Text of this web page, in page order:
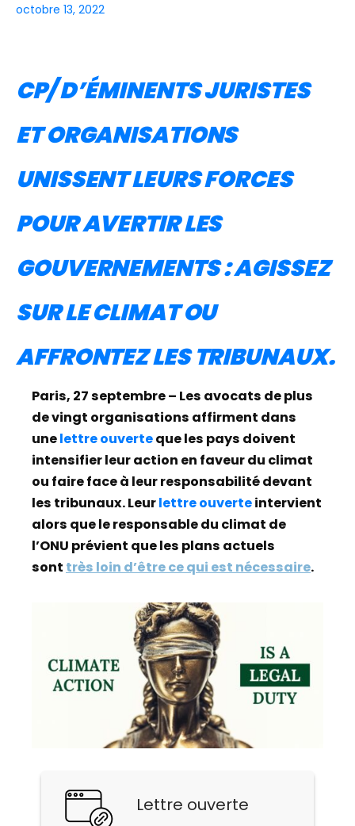
octobre 13, 2022
CP/ D’ÉMINENTS JURISTES
ET ORGANISATIONS
UNISSENT LEURS FORCES
POUR AVERTIR LES
GOUVERNEMENTS : AGISSEZ
SUR LE CLIMAT OU
AFFRONTEZ LES TRIBUNAUX.
Paris, 27 septembre – Les avocats de plus
de vingt organisations affirment dans
unelettre ouverteque les pays doivent
intensifier leur action en faveur du climat
ou faire face à leur responsabilité devant
les tribunaux. Leurlettre ouverteintervient
alors que le responsable du climat de
l’ONU prévient que les plans actuels
sont très loin d’être ce qui est nécessaire.
Lettre ouverte